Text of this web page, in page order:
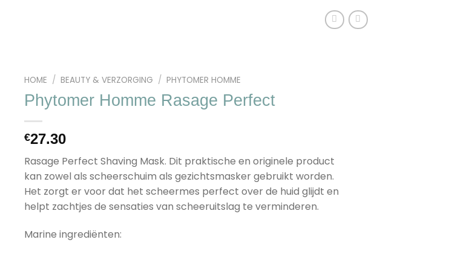
HOME / BEAUTY & VERZORGING / PHYTOMER HOMME
Phytomer Homme Rasage Perfect
€27.30
Rasage Perfect Shaving Mask. Dit praktische en originele product
kan zowel als scheerschuim als gezichtsmasker gebruikt worden.
Het zorgt er voor dat het scheermes perfect over de huid glijdt en
helpt zachtjes de sensaties van scheeruitslag te verminderen.
Marine ingrediënten: